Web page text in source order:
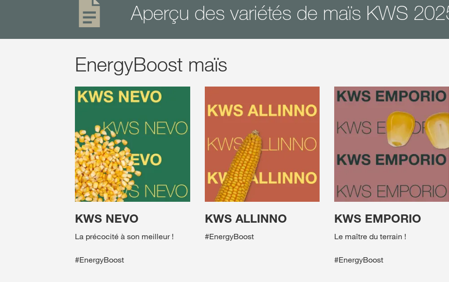
Aperçu des variétés de maïs KWS
EnergyBoost maïs
KWS NEVO
La précocité à son meilleur !
#EnergyBoost
KWS ALLINNO
#EnergyBoost
KWS EMPORIO
Le maître du terrain !
#EnergyBoost